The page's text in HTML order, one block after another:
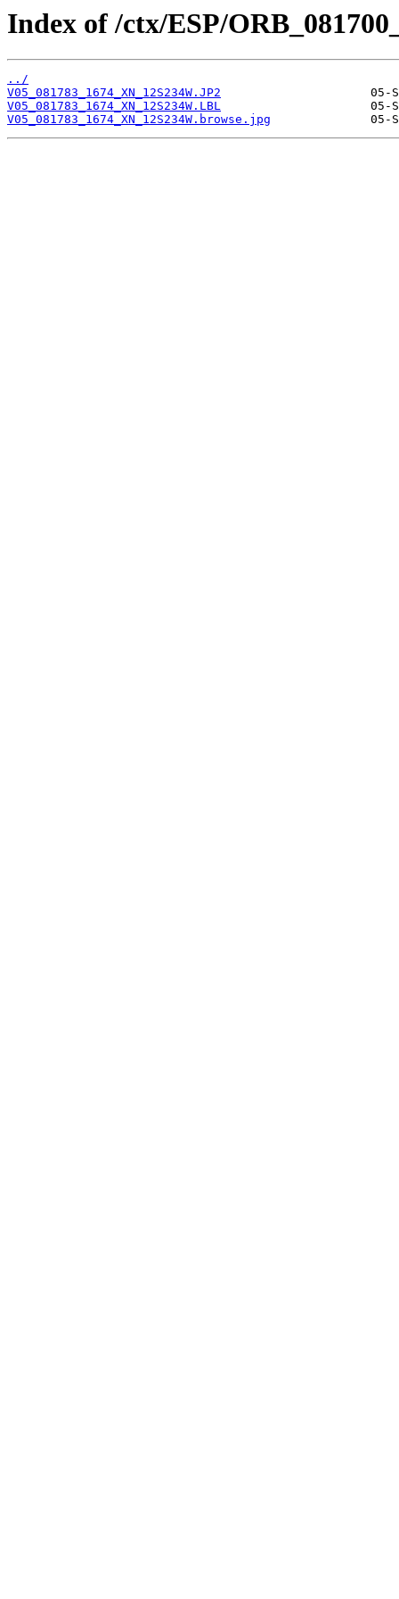
Index of /ctx/ESP/
../
V05_081783_1674_XN_12S234W.JP2
V05_081783_1674_XN_12S234W.LBL
V05_081783_1674_XN_12S234W.browse.jpg